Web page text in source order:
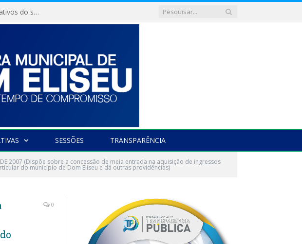
Câmara Municipal de Dom Eliseu abre os trabalhos legislativos do segundo semestre
SESSÕES TRANSPARÊNCIA
DE 2007 (Dispõe sobre a concessão de meia entrada na aquisição de ingressos
do município de Dom Eliseu e dá outras providências)
0